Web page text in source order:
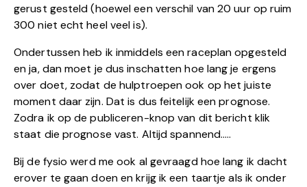
gerust gesteld (hoewel een verschil van 20 uur op ruim
300 niet echt heel veel is).
Ondertussen heb ik inmiddels een raceplan opgesteld
en ja, dan moet je dus inschatten hoe lang je ergens
over doet, zodat de hulptroepen ook op het juiste
moment daar zijn. Dat is dus feitelijk een prognose.
Zodra ik op de publiceren-knop van dit bericht klik
staat die prognose vast. Altijd spannend…..
Bij de fysio werd me ook al gevraagd hoe lang ik dacht
erover te gaan doen en krijg ik een taartje als ik onder